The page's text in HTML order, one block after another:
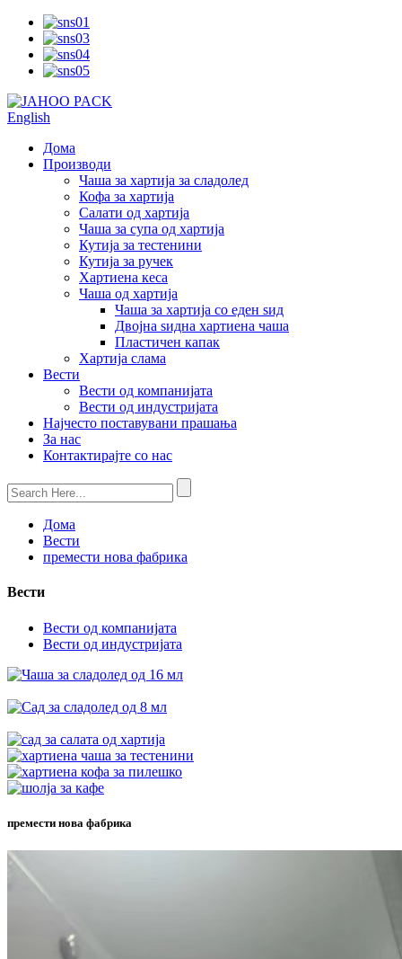
English
Дома
Производи
Чаша за хартија за сладолед
Кофа за хартија
Салати од хартија
Чаша за супа од хартија
Кутија за тестенини
Кутија за ручек
Хартиена кеса
Чаша од хартија
Чаша за хартија со еден ѕид
Двојна ѕидна хартиена чаша
Пластичен капак
Хартија слама
Вести
Вести од компанијата
Вести од индустријата
Најчесто поставувани прашања
За нас
Контактирајте со нас
Дома
Вести
премести нова фабрика
Вести
Вести од компанијата
Вести од индустријата
премести нова фабрика